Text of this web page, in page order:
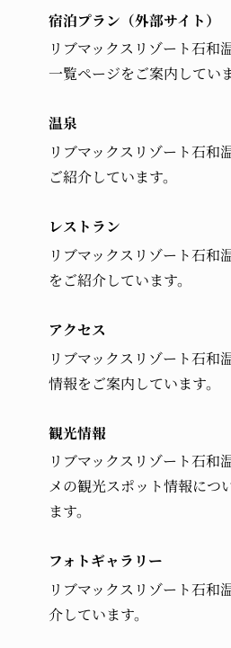
宿泊プラン（外部サイト）
リブマックスリゾート石和
一覧ページをご案内していま
温泉
リブマックスリゾート石和
ご紹介しています。
レストラン
リブマックスリゾート石和
をご紹介しています。
アクセス
リブマックスリゾート石和
情報をご案内しています。
観光情報
リブマックスリゾート石和
メの観光スポット情報につ
ます。
フォトギャラリー
リブマックスリゾート石和
介しています。